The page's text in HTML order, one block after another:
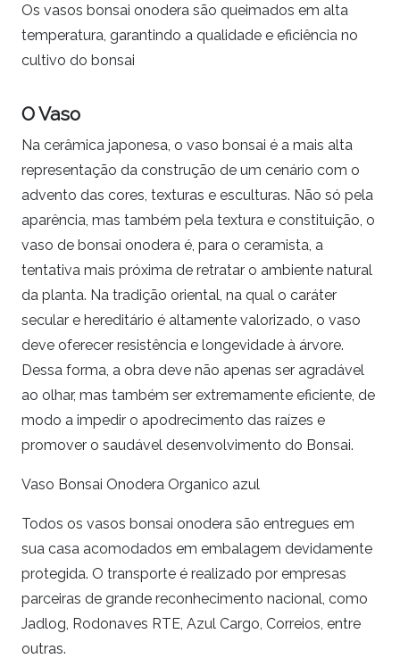
Os vasos bonsai onodera são queimados em alta
temperatura, garantindo a qualidade e eficiência no
cultivo do bonsai
O Vaso
Na cerâmica japonesa, o vaso bonsai é a mais alta
representação da construção de um cenário com o
advento das cores, texturas e esculturas. Não só pela
aparência, mas também pela textura e constituição, o
vaso de bonsai onodera é, para o ceramista, a
tentativa mais próxima de retratar o ambiente natural
da planta. Na tradição oriental, na qual o caráter
secular e hereditário é altamente valorizado, o vaso
deve oferecer resistência e longevidade à árvore.
Dessa forma, a obra deve não apenas ser agradável
ao olhar, mas também ser extremamente eficiente, de
modo a impedir o apodrecimento das raízes e
promover o saudável desenvolvimento do Bonsai.
Vaso Bonsai Onodera Organico azul
Todos os vasos bonsai onodera são entregues em
sua casa acomodados em embalagem devidamente
protegida. O transporte é realizado por empresas
parceiras de grande reconhecimento nacional, como
Jadlog, Rodonaves RTE, Azul Cargo, Correios, entre
outras.